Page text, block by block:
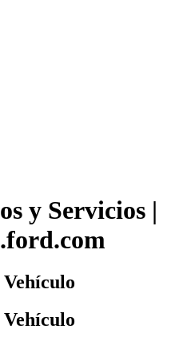
y Servicios |